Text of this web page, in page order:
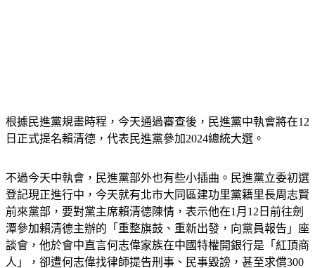
根據民進黨規畫時程，今天通過審查後，民進黨中執會將在12
日正式提名賴清德，代表民進黨參加2024總統大選。
不過今天中執會，民進黨部外也有些小插曲。民進黨立委初選
登記現正進行中，今天就有北市大同區建功里黨籍里長周志賢
前來黨部，要對黨主席賴清德陳情，表示他在1月12日前往劍
潭參加賴清德主辦的「重整旗鼓、重新出發，向黨員報告」座
談會，他於會中直言何志偉家族在中國特權開銀行是「紅頂商
人」，卻遭何志偉找律師提告刑事、民事毀謗，甚至求償300